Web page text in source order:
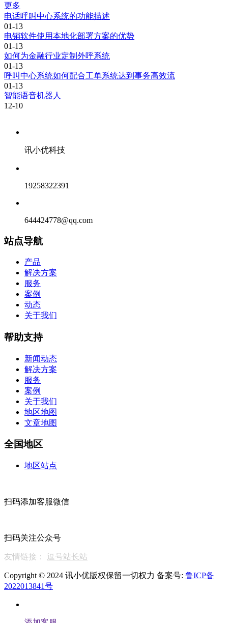
更多
电话呼叫中心系统的功能描述
01-13
电销软件使用本地化部署方案的优势
01-13
如何为金融行业定制外呼系统
01-13
呼叫中心系统如何配合工单系统达到事务高效流
01-13
智能语音机器人
12-10
讯小优科技
19258322391
644424778@qq.com
站点导航
产品
解决方案
服务
案例
动态
关于我们
帮助支持
新闻动态
解决方案
服务
案例
关于我们
地区地图
文章地图
全国地区
地区站点
扫码添加客服微信
扫码关注公众号
友情链接： 逗号站长站
Copyright © 2024 讯小优版权保留一切权力 备案号: 鲁ICP备
2022013841号